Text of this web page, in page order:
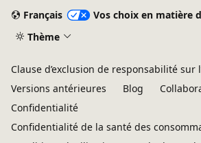
Français
Vos choix en matière
Thème
Clause d’exclusion de responsabilité sur
Versions antérieures
Blog
Confidentialité
Confidentialité de la santé des